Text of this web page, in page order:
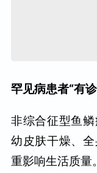
罕见病患者“有
非综合征型鱼
幼皮肤干燥、
重影响生活质量。